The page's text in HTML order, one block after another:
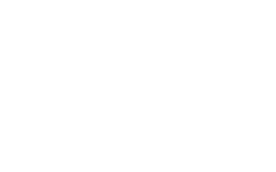
供させていただ
制御機器販売店・
品です。
得ず変更すること
1000ppm以下、
以下、フタル酸ジブチ
制貨物等」とい
にこれらの製造装